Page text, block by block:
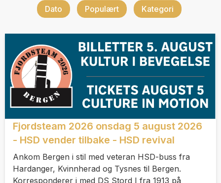
Dato Populært Kategori
Fjordsteam 2026 onsdag 5 august 2026
- HSD vender tilbake - HSD revival
Ankom Bergen i stil med veteran HSD-buss fra
Hardanger, Kvinnherad og Tysnes til Bergen.
Korresponderer i med DS Stord I fra 1913 på